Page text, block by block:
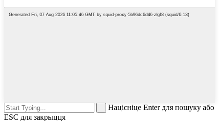
Націсніце Enter для пошуку або
ESC для закрыцця